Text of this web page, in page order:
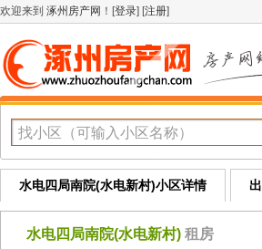
欢迎来到 涿州房产网 ！[登录] [注册]
水电四局南院(水电新村)小区详情
水电四局南院(水电新村) 租房